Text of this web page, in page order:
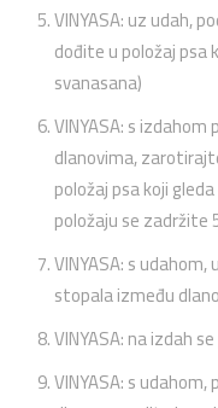
VINYASA: uz udah,
dođite u položaj psa
svanasana)
VINYASA: s
dlanovima,
položaj psa koji
položaju se zadržite
VINYASA: s
stopala između
VINYASA: na izdah
VINYASA: s